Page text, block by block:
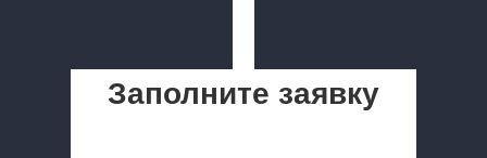
Заполните заявку